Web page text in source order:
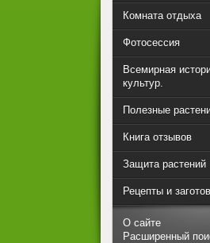
Комната отдыха
Фотосессия
Всемирная
культур.
Полезные
Книга отзывов
Защита растений
Рецепты и
О сайте
Расширенный